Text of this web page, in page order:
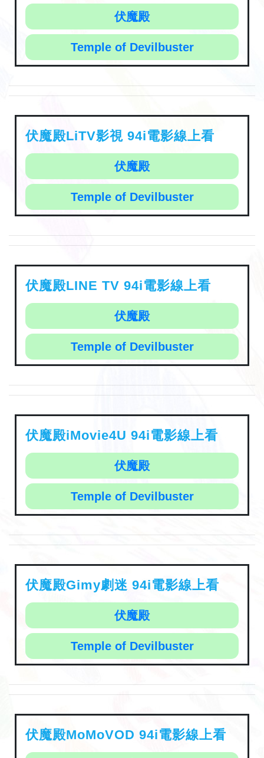
伏魔殿
Temple of Devilbuster
伏魔殿LiTV影視 94i電影線上看
伏魔殿
Temple of Devilbuster
伏魔殿LINE TV 94i電影線上看
伏魔殿
Temple of Devilbuster
伏魔殿iMovie4U 94i電影線上看
伏魔殿
Temple of Devilbuster
伏魔殿Gimy劇迷 94i電影線上看
伏魔殿
Temple of Devilbuster
伏魔殿MoMoVOD 94i電影線上看